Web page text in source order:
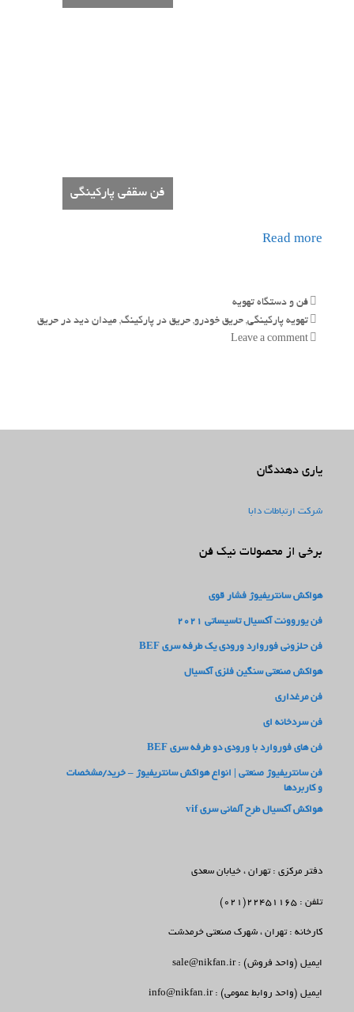
فن سقفی پارکینگی
Read more
Categories
فن و دستگاه تهویه
Tags
تهویه پارکینگی, حریق خودرو, حریق در پارکینگ, میدان دید در حریق
Leave a comment
یاری دهندگان
شرکت ارتباطات دابا
برخی از محصولات نیک فن
هواکش سانتریفیوژ فشار قوی
فن یوروونت آکسیال تاسیساتی 2021
فن حلزونی فوروارد ورودی یک طرفه سری BEF
هواکش صنعتی سنگین فلزی آکسیال
فن مرغداری
فن سردخانه ای
فن های فوروارد با ورودی دو طرفه سری BEF
فن سانتریفیوژ صنعتی | انواع هواکش سانتریفیوژ – خرید/مشخصات
و کاربردها
هواکش آکسیال طرح آلمانی سری vif
دفتر مرکزی : تهران ، خیابان سعدی
تلفن : 22451165(021)
کارخانه : تهران ، شهرک صنعتی خرمدشت
ایمیل (واحد فروش) : sale@nikfan.ir
ایمیل (واحد روابط عمومی) : info@nikfan.ir